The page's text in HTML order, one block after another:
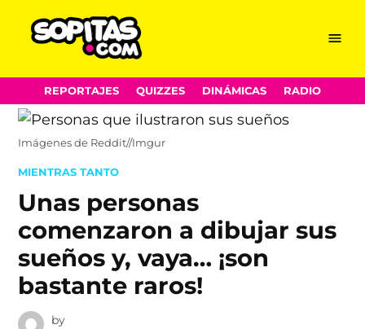
Skip
to
content
Menu
REPORTAJES QUIZZES DINÁMICAS RADIO
Imágenes de Reddit//Imgur
POSTED
MIENTRAS TANTO
Unas personas
comenzaron a dibujar sus
sueños y, vaya… ¡son
bastante raros!
by